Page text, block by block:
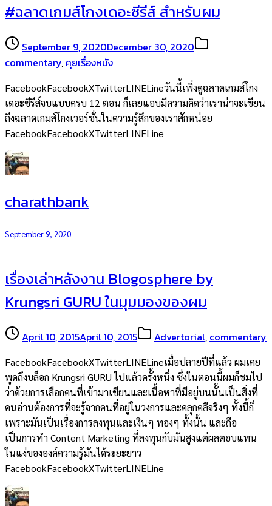
#ฉลาดเกมส์โกงเดอะซีรีส์ สำหรับผม
September 9, 2020December 30, 2020
commentary, คุยเรื่องหนัง
FacebookFacebookXTwitterLINELineวันนี้เพิ่งดูฉลาดเกมส์โกง
เดอะซีรีส์จบแบบครบ 12 ตอน ก็เลยแอบมีความคิดว่าเราน่าจะเขียน
ถึงฉลาดเกมส์โกงเวอร์ชั่นในความรู้สึกของเราสักหน่อย
FacebookFacebookXTwitterLINELine
charathbank
September 9, 2020
เรื่องเล่าหลังงาน Blogosphere by
Krungsri GURU ในมุมมองของผม
April 10, 2015April 10, 2015 Advertorial, commentary
FacebookFacebookXTwitterLINELineเมื่อปลายปีที่แล้ว ผมเคย
พูดถึงบล็อก Krungsri GURU ไปแล้วครั้งหนึ่ง ซึ่งในตอนนี้ผมก็ชมไป
ว่าด้วยการเลือกคนที่เข้ามาเขียนและเนื้อหาที่มีอยู่บนนั้นเป็นสิ่งที่
คนอ่านต้องการที่จะรู้จากคนที่อยู่ในวงการและคลุกคลีจริงๆ ทั้งนี้ก็
เพราะมันเป็นเรื่องการลงทุนและเงินๆ ทองๆ ทั้งนั้น และถือ
เป็นการทำ Content Marketing ที่ลงทุนกับมันสูงแต่ผลตอบแทน
ในแง่ขององค์ความรู้มันได้ระยะยาว
FacebookFacebookXTwitterLINELine